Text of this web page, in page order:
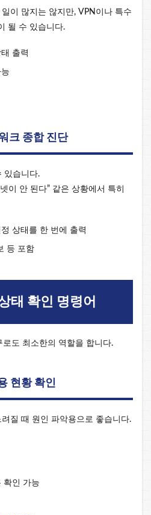
이 많지는 않지만, VPN이나 특수
될 수 있습니다.
출력
크 종합 진단
있습니다.
이 안 된다” 같은 상황에서 특히
상태를 한 번에 출력
등 포함
태 확인 명령어
도 최소한의 역할을 합니다.
현황 확인
질 때 원인 파악용으로 좋습니다.
확인 가능